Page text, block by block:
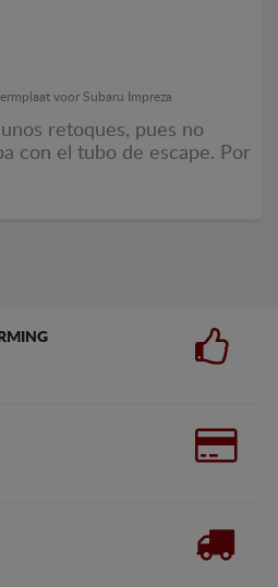
voor Subaru Impreza
retoques, pues no
con el tubo de escape. Por